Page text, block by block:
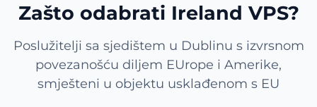
Zašto odabrati Ireland VPS?
Poslužitelji sa sjedištem u Dublinu s izvrsnom
povezanošću diljem EUrope i Amerike,
smješteni u objektu usklađenom s EU